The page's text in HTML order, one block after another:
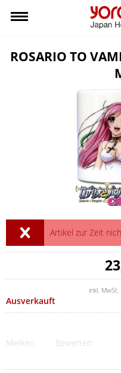
ROSARIO TO
Artikel zur Zeit
inkl. MwSt.
Ausverkauft
Merken Bewerten